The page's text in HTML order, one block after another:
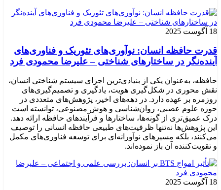
18 آگوست 2025
قدرت حافظه انسان: نوآوری‌های تئوریک و فناوری‌های
آینده‌نگر در ساختارهای شناختی – علیرضا محمودی فرد
حافظه، به‌عنوان یکی از بنیادی‌ترین اجزای سیستم شناختی انسان،
نقش محوری در شکل‌گیری هویت، یادگیری و تصمیم‌گیری‌های
روزمره بر عهده دارد. در دهه‌های اخیر، پژوهش‌های متعددی در
حوزه علوم عصبی، روان‌شناسی و هوش مصنوعی، توانسته‌ است
درک عمیق‌تری از گونه‌ها، ساختارها و فرآیندهای حافظه ارائه دهد.
این پژوهش‌ها نه‌تنها ظرفیت‌های طبیعی حافظه انسانی را توصیف
می‌کنند، بلکه مسیرهای نوآورانه‌ای برای توسعه فناوری‌های مکمل
و تقویت‌کننده آن باز نموده‌اند.
18 آگوست 2025